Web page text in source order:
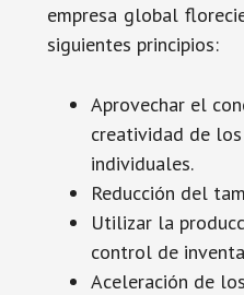
empresa global
siguientes principios:
Aprovechar el
creatividad de
individuales.
Reducción del
Utilizar la
control de
Aceleración de